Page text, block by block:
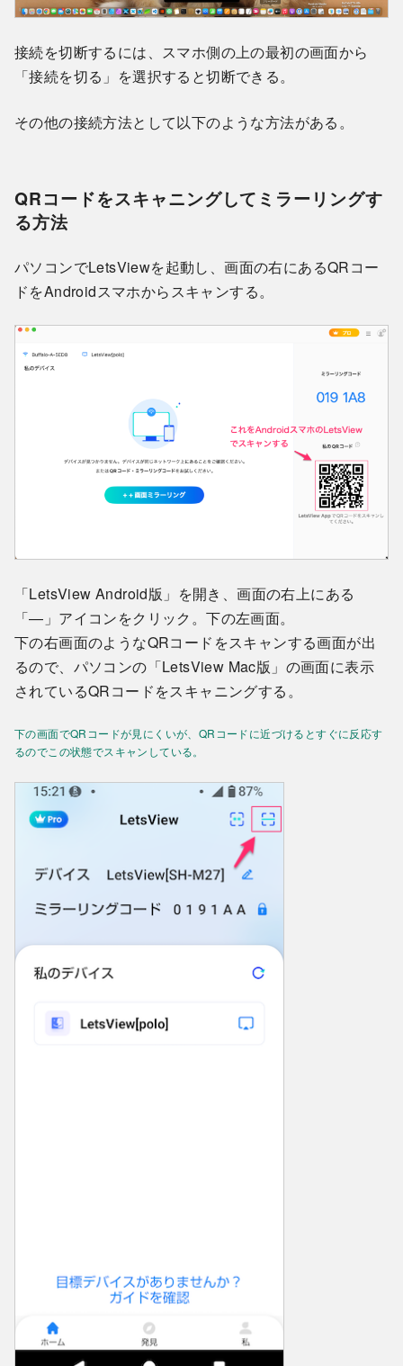
接続を切断するには、スマホ側の上の最初の画面から
「接続を切る」を選択すると切断できる。
その他の接続方法として以下のような方法がある。
QRコードをスキャニングしてミラーリングす
る方法
パソコンでLetsViewを起動し、画面の右にあるQRコー
ドをAndroidスマホからスキャンする。
「LetsView Android版」を開き、画面の右上にある
「—」アイコンをクリック。下の左画面。
下の右画面のようなQRコードをスキャンする画面が出
るので、パソコンの「LetsView Mac版」の画面に表示
されているQRコードをスキャニングする。
下の画面でQRコードが見にくいが、QRコードに近づけるとすぐに反応す
るのでこの状態でスキャンしている。